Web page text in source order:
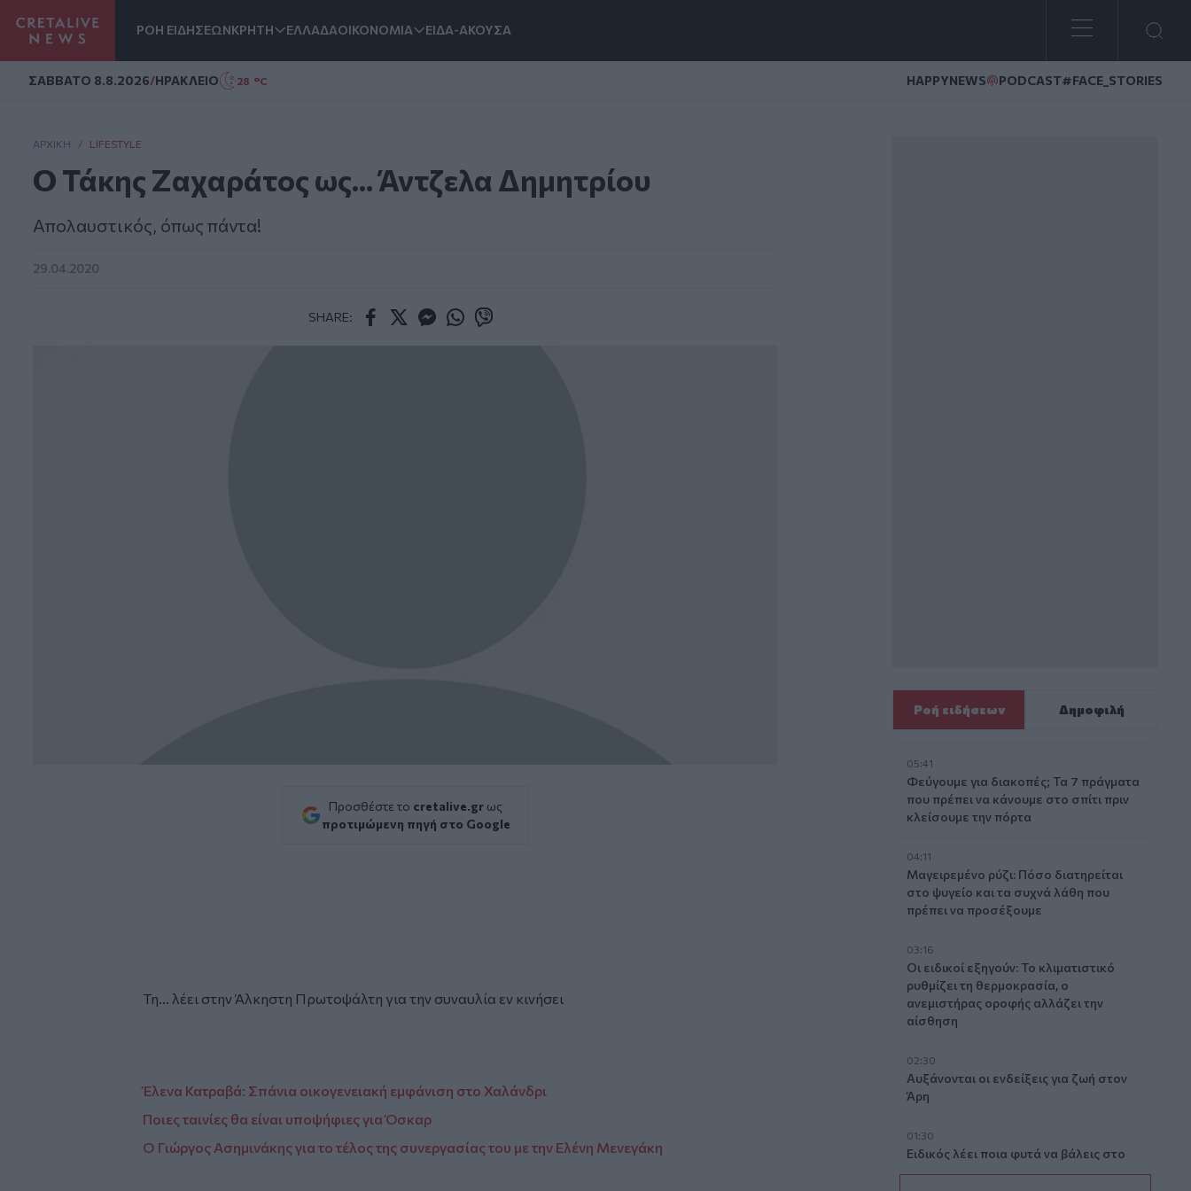
ΡΟΗ ΕΙΔΗΣΕΩΝΚΡΗΤΗ ΕΛΛΑΔΑΟΙΚΟΝΟΜΙΑ ΕΙΔΑ-ΑΚΟΥΣΑ
ΣAΒΒΑΤΟ 8.8.2026/ΗΡΑΚΛΕΙΟ 28 °C HAPPYNEWS PODCAST#FACE_STORIES
ΑΡΧΙΚΗ / LIFESTYLE
Ο Τάκης Ζαχαράτος ως... Άντζελα Δημητρίου
Απολαυστικός, όπως πάντα!
29.04.2020
SHARE:
Προσθέστε το cretalive.gr ως
προτιμώμενη πηγή στο Google
Τη... λέει στην Άλκηστη Πρωτοψάλτη για την συναυλία εν κινήσει
Έλενα Κατραβά: Σπάνια οικογενειακή εμφάνιση στο Χαλάνδρι
Ποιες ταινίες θα είναι υποψήφιες για Όσκαρ
Ο Γιώργος Ασημινάκης για το τέλος της συνεργασίας του με την Ελένη Μενεγάκη
Ροή ειδήσεων Δημοφιλή
05:41
Φεύγουμε για διακοπές; Τα 7 πράγματα
που πρέπει να κάνουμε στο σπίτι πριν
κλείσουμε την πόρτα
04:11
Μαγειρεμένο ρύζι: Πόσο διατηρείται
στο ψυγείο και τα συχνά λάθη που
πρέπει να προσέξουμε
03:16
Οι ειδικοί εξηγούν: Το κλιματιστικό
ρυθμίζει τη θερμοκρασία, ο
ανεμιστήρας οροφής αλλάζει την
αίσθηση
02:30
Αυξάνονται οι ενδείξεις για ζωή στον
Άρη
01:30
Ειδικός λέει ποια φυτά να βάλεις στο
μπαλκόνι σου το καλοκαίρι